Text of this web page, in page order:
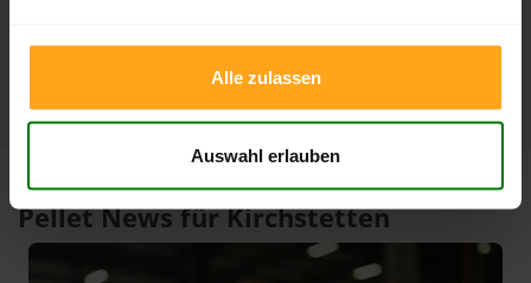
Alle zulassen
Auswahl erlauben
Pellet News für Kirchstetten